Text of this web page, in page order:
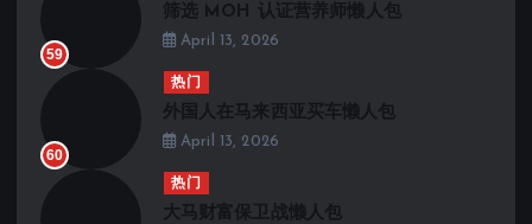
59
筛选 MOH 认证营养师懒人包
April 13, 2026
60
热门
外国人在马来西亚买车懒人包
April 13, 2026
热门
大马财富保卫战懒人包